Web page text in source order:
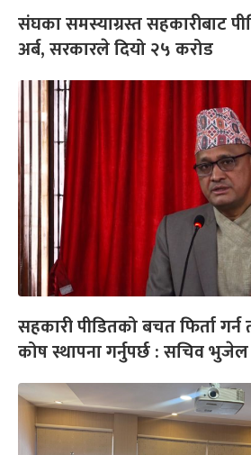
संघका समस्याग्रस्त सहकारीबाट
अर्ब, सरकारले दियो २५ करोड
सहकारी पीडितको बचत फिर्ता
कोष स्थापना गर्नुपर्छ : सचिव भुजेल